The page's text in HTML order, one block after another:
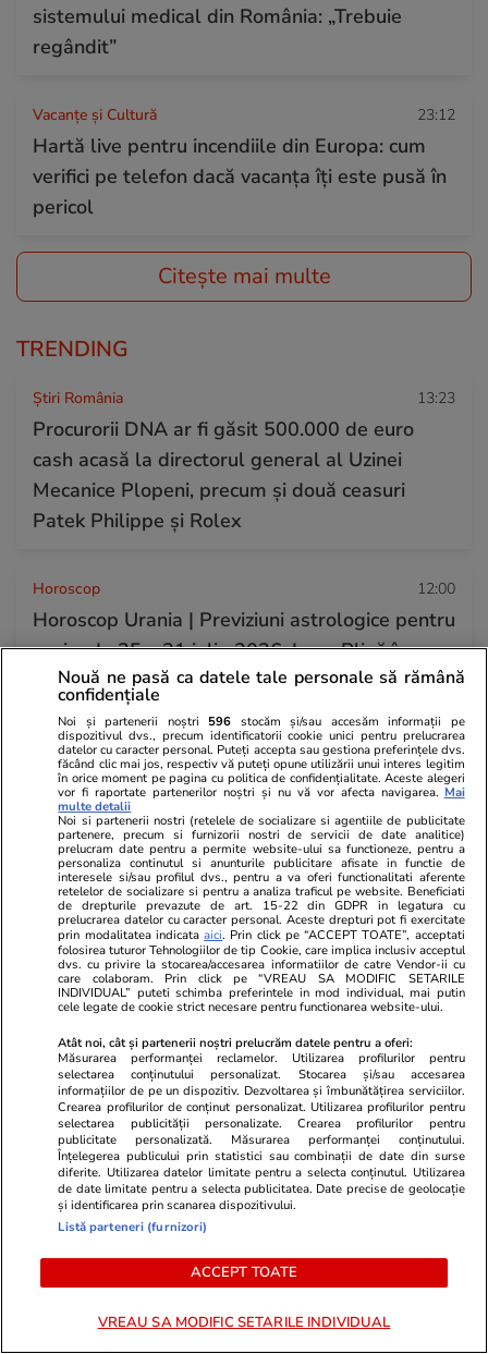
sistemului medical din România: „Trebuie
regândit”
Vacanțe și Cultură 23:12
Hartă live pentru incendiile din Europa: cum
verifici pe telefon dacă vacanța îți este pusă în
pericol
Citește mai multe
TRENDING
Știri România 13:23
Procurorii DNA ar fi găsit 500.000 de euro
cash acasă la directorul general al Uzinei
Mecanice Plopeni, precum și două ceasuri
Patek Philippe și Rolex
Horoscop 12:00
Horoscop Urania | Previziuni astrologice pentru
perioada 25 – 31 iulie 2026. Luna Plină în
Vărsător
Știri România 23 iul.
Haos la admiterea la ASE 2026: candidaților li
se cere jumătate din taxa de școlarizare
înainte de a afla unde au fost repartizați
Infrastructura 15:55
Progresul remarcabil realizat într-o
săptămână de UMB la megaviaductul de la
Cleja, punctul critic pe șantierul autostrăzii A7
Vacanțe și Cultură 22:27 Horoscop
Nouă ne pasă ca datele tale personale să rămână
confidențiale
Noi și partenerii noștri 596 stocăm și/sau accesăm informații pe
dispozitivul dvs., precum identificatorii cookie unici pentru prelucrarea
datelor cu caracter personal. Puteți accepta sau gestiona preferințele dvs.
făcând clic mai jos, respectiv vă puteți opune utilizării unui interes legitim
în orice moment pe pagina cu politica de confidențialitate. Aceste alegeri
vor fi raportate partenerilor noștri și nu vă vor afecta navigarea. Mai
multe detalii
Noi si partenerii nostri (retelele de socializare si agentiile de publicitate
partenere, precum si furnizorii nostri de servicii de date analitice)
prelucram date pentru a permite website-ului sa functioneze, pentru a
personaliza continutul si anunturile publicitare afisate in functie de
interesele si/sau profilul dvs., pentru a va oferi functionalitati aferente
retelelor de socializare si pentru a analiza traficul pe website. Beneficiati
de drepturile prevazute de art. 15-22 din GDPR in legatura cu
prelucrarea datelor cu caracter personal. Aceste drepturi pot fi exercitate
prin modalitatea indicataaici. Prin click pe “ACCEPT TOATE”, acceptati
folosirea tuturor Tehnologiilor de tip Cookie, care implica inclusiv acceptul
dvs. cu privire la stocarea/accesarea informatiilor de catre Vendor-ii cu
care colaboram. Prin click pe “VREAU SA MODIFIC SETARILE
INDIVIDUAL” puteti schimba preferintele in mod individual, mai putin
cele legate de cookie strict necesare pentru functionarea website-ului.
Atât noi, cât și partenerii noștri prelucrăm datele pentru a oferi:
Măsurarea performanței reclamelor. Utilizarea profilurilor pentru
selectarea conținutului personalizat. Stocarea și/sau accesarea
informațiilor de pe un dispozitiv. Dezvoltarea și îmbunătățirea serviciilor.
Crearea profilurilor de conținut personalizat. Utilizarea profilurilor pentru
selectarea publicității personalizate. Crearea profilurilor pentru
publicitate personalizată. Măsurarea performanței conținutului.
Înțelegerea publicului prin statistici sau combinații de date din surse
diferite. Utilizarea datelor limitate pentru a selecta conținutul. Utilizarea
de date limitate pentru a selecta publicitatea. Date precise de geolocație
și identificarea prin scanarea dispozitivului.
Listă parteneri (furnizori)
ACCEPT TOATE
VREAU SA MODIFIC SETARILE INDIVIDUAL